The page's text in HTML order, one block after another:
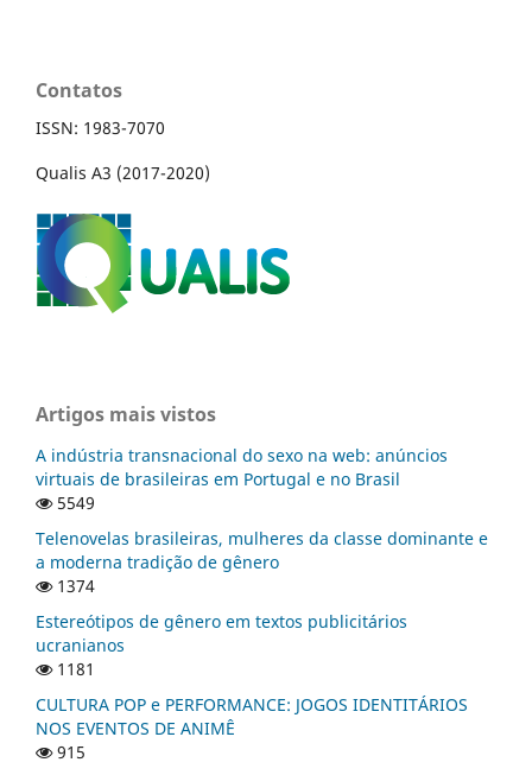
Contatos
ISSN: 1983-7070
Qualis A3 (2017-2020)
Artigos mais vistos
A indústria transnacional do sexo na web: anúncios
virtuais de brasileiras em Portugal e no Brasil
5549
Telenovelas brasileiras, mulheres da classe dominante e
a moderna tradição de gênero
1374
Estereótipos de gênero em textos publicitários
ucranianos
1181
CULTURA POP e PERFORMANCE: JOGOS IDENTITÁRIOS
NOS EVENTOS DE ANIMÊ
915